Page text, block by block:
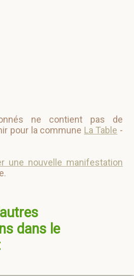
ne contient pas de
pour la commune La Table -
une nouvelle manifestation
dans le